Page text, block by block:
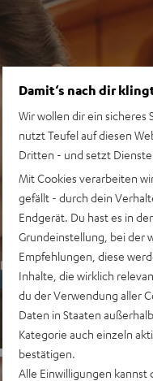
Damit‘s nach dir
Wir wollen dir ein sicheres
nutzt Teufel auf diesen
Dritten - und setzt Dienste
Mit Cookies verarbeiten
gefällt - durch dein
Endgerät. Du hast es in
Grundeinstellung, bei der
Empfehlungen, diese
Inhalte, die wirklich
du der Verwendung aller
Daten in Staaten
Kategorie auch einzeln
bestätigen.
Alle Einwilligungen